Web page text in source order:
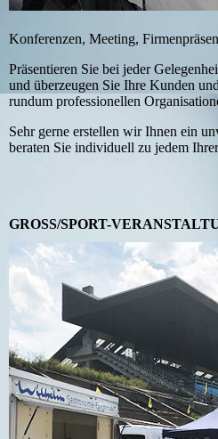
Konferenzen, Meeting,
Präsentieren Sie bei jeder
und überzeugen Sie Ihre Kunden
rundum professionellen
Sehr gerne erstellen wir Ihnen ein
beraten Sie individuell zu jedem
GROSS/SPORT-